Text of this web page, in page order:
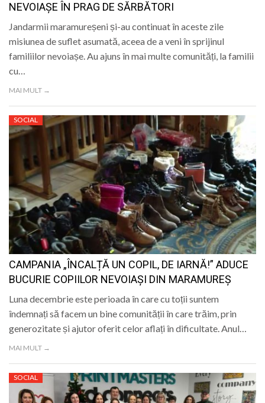
NEVOIAȘE ÎN PRAG DE SĂRBĂTORI
Jandarmii maramureșeni și-au continuat în aceste zile
misiunea de suflet asumată, aceea de a veni în sprijinul
familiilor nevoiașe. Au ajuns în mai multe comunități, la familii
cu…
MAI MULT →
SOCIAL
CAMPANIA „ÎNCALȚĂ UN COPIL, DE IARNĂ!” ADUCE
BUCURIE COPIILOR NEVOIAȘI DIN MARAMUREȘ
Luna decembrie este perioada în care cu toții suntem
îndemnați să facem un bine comunității în care trăim, prin
generozitate și ajutor oferit celor aflați în dificultate. Anul…
MAI MULT →
SOCIAL